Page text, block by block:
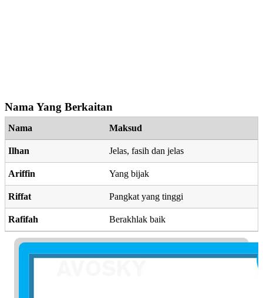
Nama Yang Berkaitan
Nama Maksud
Ilhan Jelas, fasih dan jelas
Ariffin Yang bijak
Riffat Pangkat yang tinggi
Rafifah Berakhlak baik